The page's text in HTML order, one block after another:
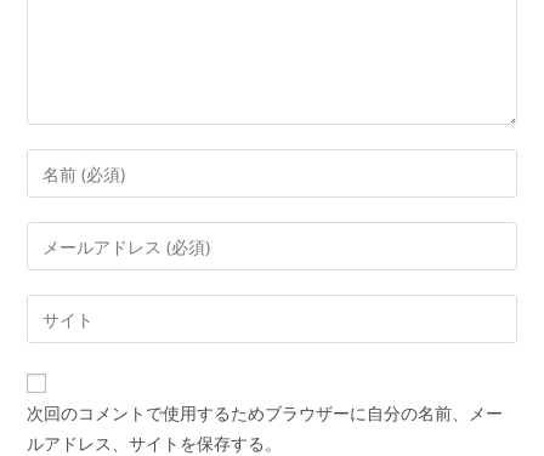
次回のコメントで使用するためブラウザーに自分の名前、メー
ルアドレス、サイトを保存する。